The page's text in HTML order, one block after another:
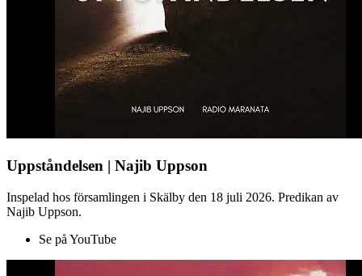
Uppståndelsen | Najib Uppson
Inspelad hos församlingen i Skälby den 18 juli 2026. Predikan av
Najib Uppson.
Se på YouTube